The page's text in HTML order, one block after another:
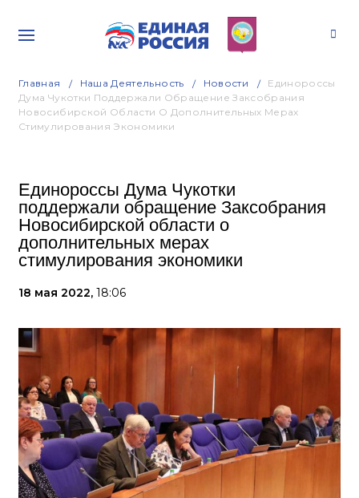
Главная Наша Деятельность Новости
Единороссы
Дума Чукотки Поддержали Обращение Заксобрания
Новосибирской Области О Дополнительных Мерах
Стимулирования Экономики
Единороссы Дума Чукотки
поддержали обращение Заксобрания
Новосибирской области о
дополнительных мерах
стимулирования экономики
18 мая 2022, 18:06